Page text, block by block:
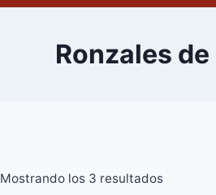
Ronzales
Mostrando los 3 resultados